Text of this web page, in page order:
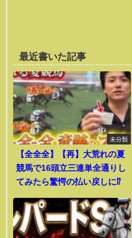
最近書いた記事
未分類
【全全全】【再】大荒れの夏
競馬で16頭立三連単全通りし
てみたら驚愕の払い戻しに⁉︎